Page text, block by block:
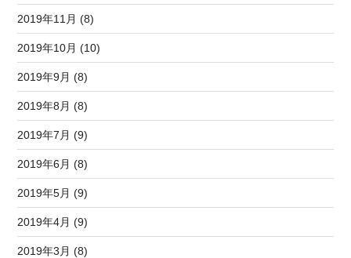
2019年11月 (8)
2019年10月 (10)
2019年9月 (8)
2019年8月 (8)
2019年7月 (9)
2019年6月 (8)
2019年5月 (9)
2019年4月 (9)
2019年3月 (8)